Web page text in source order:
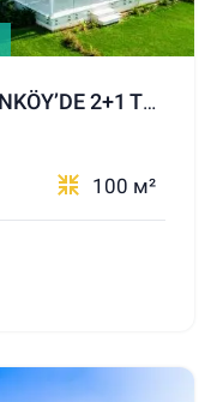
GAZİMAĞUSA KÜÇÜK ERENKÖY’DE 2+1 TERASLI PENTHOUSE – DENİZE YALNIZCA 200 METRE!
100 м²